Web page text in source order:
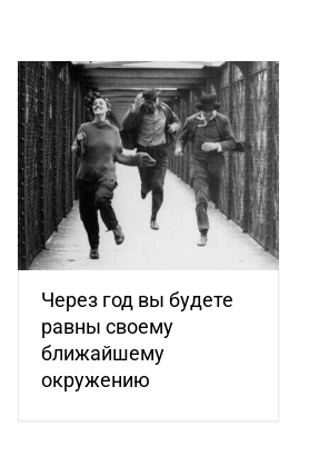
Через год вы будете
равны своему
ближайшему
окружению